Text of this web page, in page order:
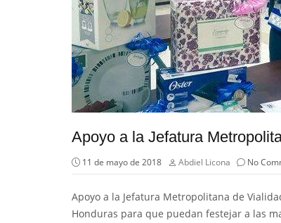
Apoyo a la Jefatura
11 de mayo de 2018 Abdiel Licona No
Apoyo a la Jefatura Metropolitana de
Honduras para que puedan festejar a las